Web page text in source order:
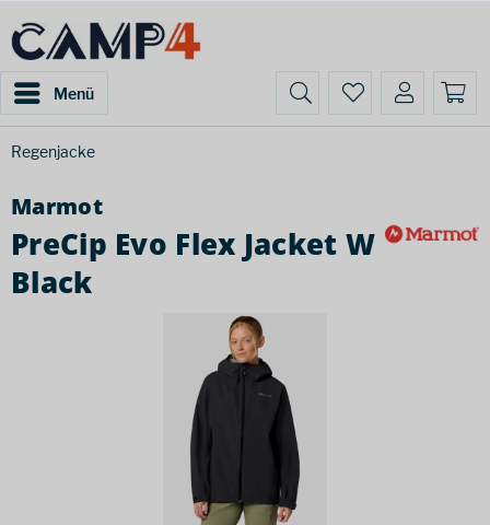
Menü
Regenjacke
Marmot
PreCip Evo Flex Jacket W
Black